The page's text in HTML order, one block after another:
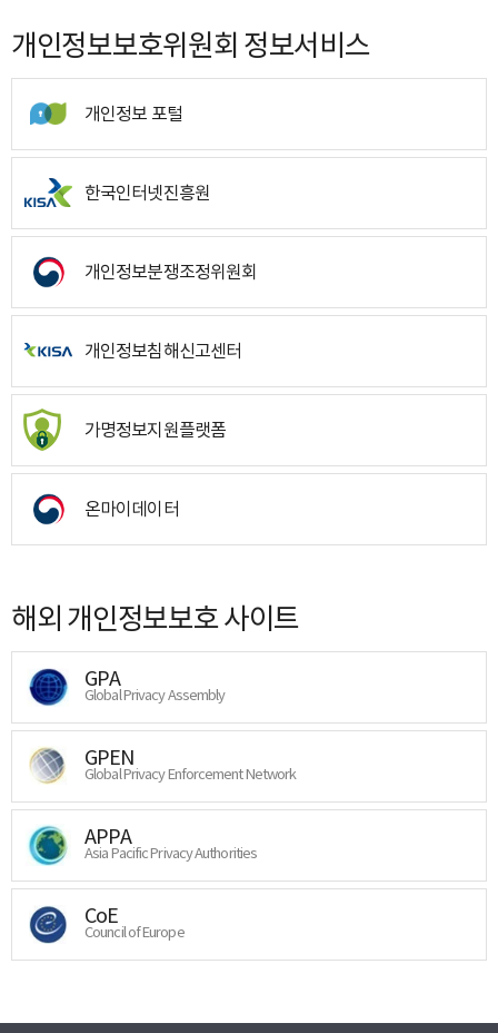
개인정보보호위원회 정보서비스
개인정보 포털
한국인터넷진흥원
개인정보분쟁조정위원회
개인정보침해신고센터
가명정보지원플랫폼
온마이데이터
해외 개인정보보호 사이트
GPA
Global Privacy Assembly
GPEN
Global Privacy Enforcement Network
APPA
Asia Pacific Privacy Authorities
CoE
Council of Europe